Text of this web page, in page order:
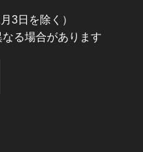
3日を除く）
る場合があります